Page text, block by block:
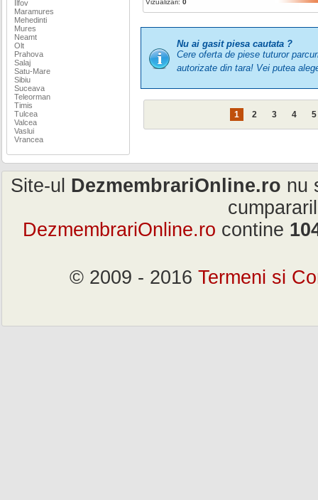
Ilfov
Maramures
Mehedinti
Mures
Neamt
Olt
Prahova
Salaj
Satu-Mare
Sibiu
Suceava
Teleorman
Timis
Tulcea
Valcea
Vaslui
Vrancea
Nu ai gasit piesa cautata ?
Cere oferta de piese tuturor
autorizate din tara! Vei putea
1 2 3 4 5
Site-ul DezmembrariOnline.ro nu
DezmembrariOnline.ro contine
© 2009 - 2016 Termeni si